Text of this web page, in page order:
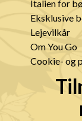
Italien for
Eksklusive
Lejevilkår
Om You Go
Cookie- og